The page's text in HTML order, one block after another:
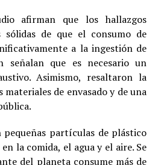
afirman que los hallazgos
sólidas de que el consumo de
a la ingestión de
señalan que es necesario un
Asimismo, resaltaron la
de envasado y de una
partículas de plástico
la comida, el agua y el aire. Se
del planeta consume más de